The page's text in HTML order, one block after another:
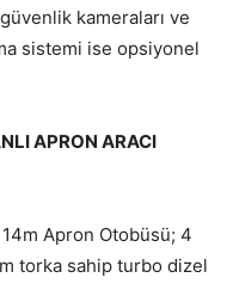
kameraları ve
sistemi ise opsiyonel
APRON ARACI
Apron Otobüsü; 4
torka sahip turbo dizel